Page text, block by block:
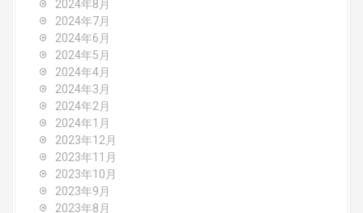
2024年8月
2024年7月
2024年6月
2024年5月
2024年4月
2024年3月
2024年2月
2024年1月
2023年12月
2023年11月
2023年10月
2023年9月
2023年8月